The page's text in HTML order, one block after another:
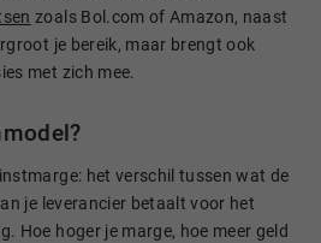
zoals Bol.com of Amazon, naast
je bereik, maar brengt ook
met zich mee.
het verschil tussen wat de
je leverancier betaalt voor het
Hoe hoger je marge, hoe meer geld